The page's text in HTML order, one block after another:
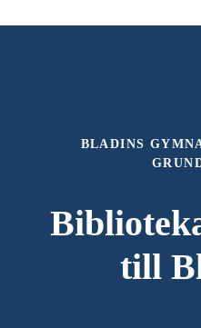
BLADINS
till